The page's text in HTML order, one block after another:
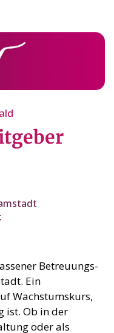
Betreuungs-
Ein
Wachstumskurs,
ist. Ob in der
oder als